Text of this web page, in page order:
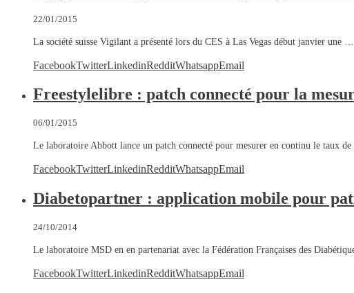
22/01/2015
La société suisse Vigilant a présenté lors du CES à Las Vegas début janvier une …
FacebookTwitterLinkedinRedditWhatsappEmail
Freestylelibre : patch connecté pour la
06/01/2015
Le laboratoire Abbott lance un patch connecté pour mesurer en continu le taux
FacebookTwitterLinkedinRedditWhatsappEmail
Diabetopartner : application mobile pour
24/10/2014
Le laboratoire MSD en en partenariat avec la Fédération Françaises des
FacebookTwitterLinkedinRedditWhatsappEmail